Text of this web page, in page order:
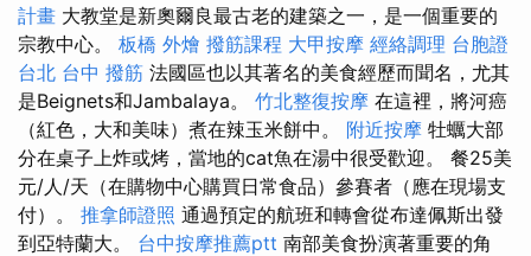
計畫 大教堂是新奧爾良最古老的建築之一，是一個重要的
宗教中心。 板橋 外燴 撥筋課程 大甲按摩 經絡調理 台胞證
台北 台中 撥筋 法國區也以其著名的美食經歷而聞名，尤其
是Beignets和Jambalaya。 竹北整復按摩 在這裡，將河癌
（紅色，大和美味）煮在辣玉米餅中。 附近按摩 牡蠣大部
分在桌子上炸或烤，當地的cat魚在湯中很受歡迎。 餐25美
元/人/天（在購物中心購買日常食品）參賽者（應在現場支
付）。 推拿師證照 通過預定的航班和轉會從布達佩斯出發
到亞特蘭大。 台中按摩推薦ptt 南部美食扮演著重要的角